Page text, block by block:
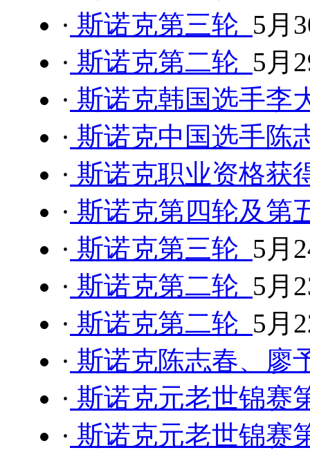
· 斯诺克第三轮 5月
· 斯诺克第二轮 5月
· 斯诺克韩国选手
· 斯诺克中国选手
· 斯诺克职业资格
· 斯诺克第四轮及
· 斯诺克第三轮 5月
· 斯诺克第二轮 5月
· 斯诺克第二轮 5月
· 斯诺克陈志春、
· 斯诺克元老世锦赛
· 斯诺克元老世锦赛